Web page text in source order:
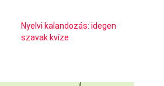
Nyelvi kalandozás: idegen
szavak kvíze